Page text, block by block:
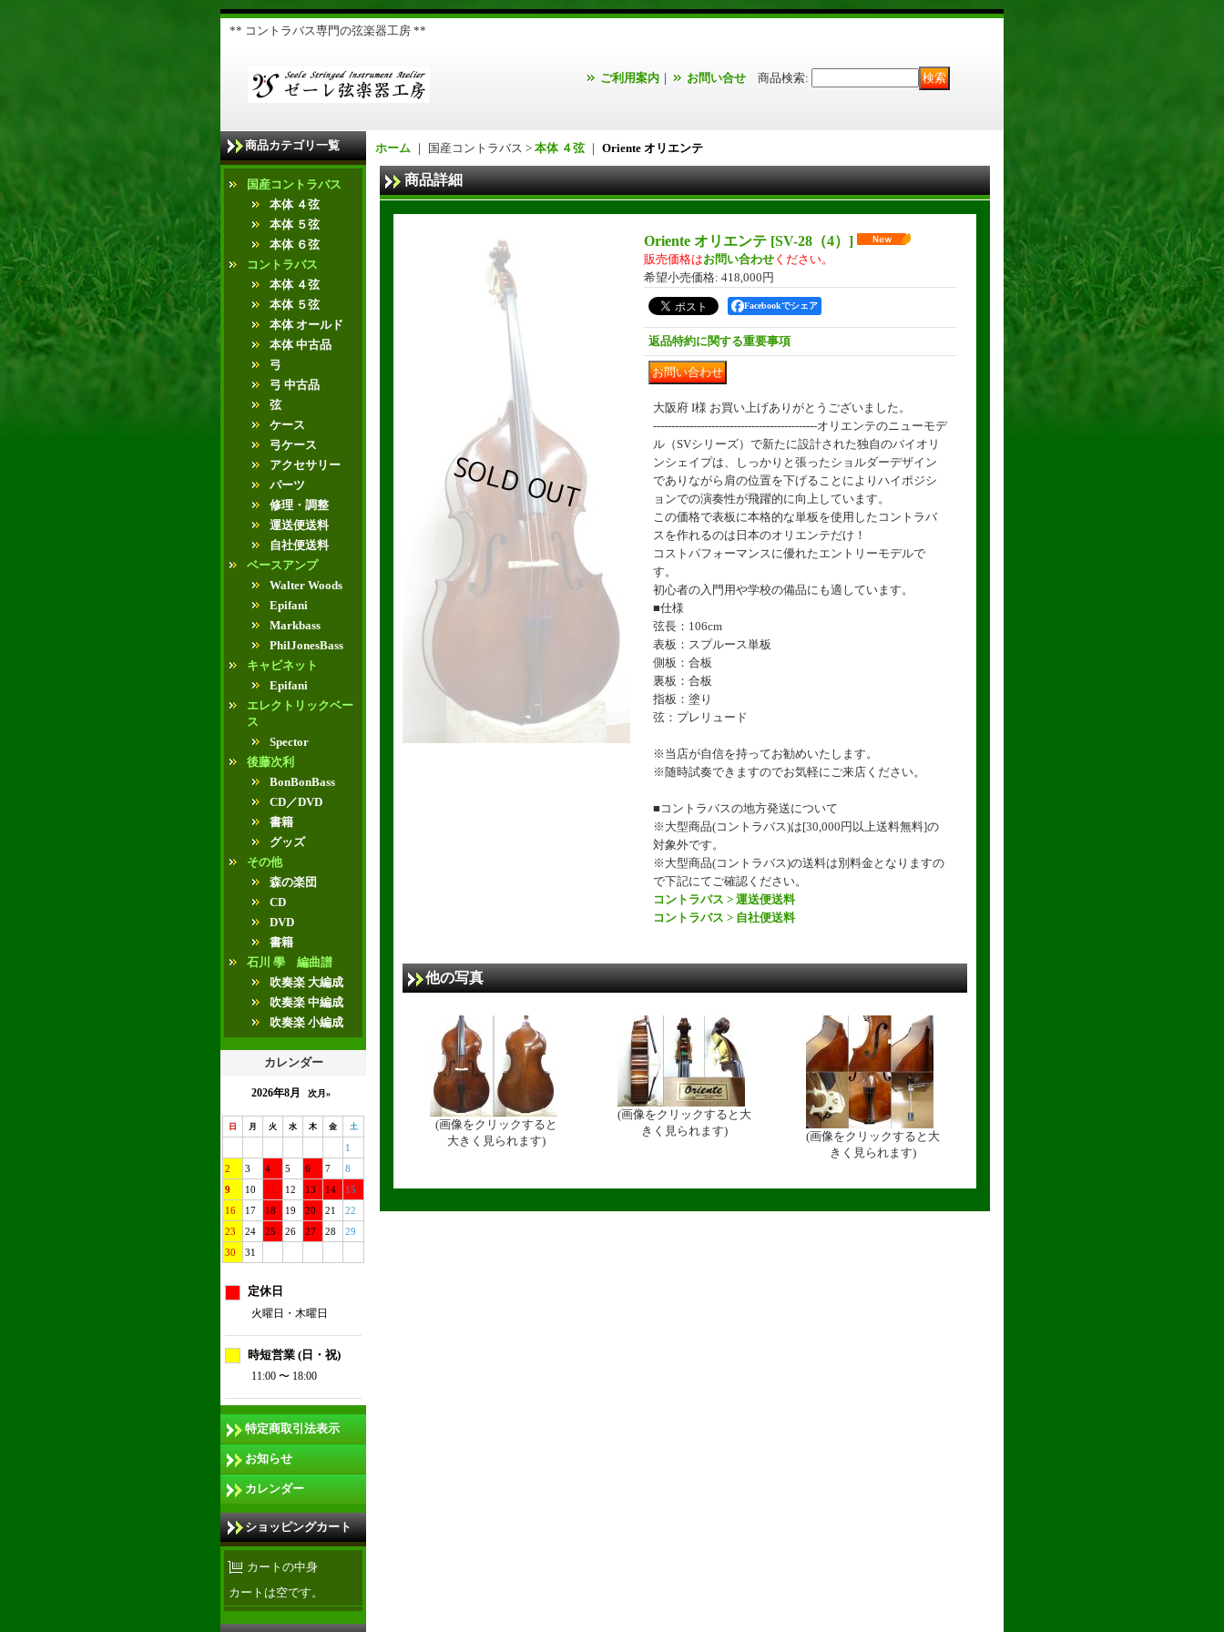
** コントラバス専門の弦楽器工房 **
ご利用案内 ｜ お問い合せ 商品検索:
商品カテゴリ一覧
国産コントラバス
本体 ４弦
本体 ５弦
本体 ６弦
コントラバス
本体 ４弦
本体 ５弦
本体 オールド
本体 中古品
弓
弓 中古品
弦
ケース
弓ケース
アクセサリー
パーツ
修理・調整
運送便送料
自社便送料
ベースアンプ
Walter Woods
Epifani
Markbass
PhilJonesBass
キャビネット
Epifani
エレクトリックベー
ス
Spector
後藤次利
BonBonBass
CD／DVD
書籍
グッズ
その他
森の楽団
CD
DVD
書籍
石川 學 編曲譜
吹奏楽 大編成
吹奏楽 中編成
吹奏楽 小編成
カレンダー
2026年8月 次月»
日 月 火 水 木 金 土
1
2
3 4 5 6 7
8
9
10 11 12 13 14
15
16
17 18 19 20 21
22
23
24 25 26 27 28
29
30
31
定休日
火曜日・木曜日
時短営業 (日・祝)
11:00 〜 18:00
特定商取引法表示
お知らせ
カレンダー
ショッピングカート
カートの中身
カートは空です。
ホーム ｜ 国産コントラバス > 本体 ４弦｜ Oriente オリエンテ
商品詳細
Oriente オリエンテ [SV-28（4） ]
販売価格はお問い合わせ ください。
希望小売価格: 418,000円
Facebookでシェア
返品特約に関する重要事項
大阪府 I様 お買い上げありがとうございました。
---------------------------------------------オリエンテのニューモデ
ル（SVシリーズ）で新たに設計された独自のバイオリ
ンシェイプは、しっかりと張ったショルダーデザイン
でありながら肩の位置を下げることによりハイポジシ
ョンでの演奏性が飛躍的に向上しています。
この価格で表板に本格的な単板を使用したコントラバ
スを作れるのは日本のオリエンテだけ！
コストパフォーマンスに優れたエントリーモデルで
す。
初心者の入門用や学校の備品にも適しています。
■仕様
弦長：106cm
表板：スプルース単板
側板：合板
裏板：合板
指板：塗り
弦：プレリュード
※当店が自信を持ってお勧めいたします。
※随時試奏できますのでお気軽にご来店ください。
■コントラバスの地方発送について
※大型商品(コントラバス)は[30,000円以上送料無料]の
対象外です。
※大型商品(コントラバス)の送料は別料金となりますの
で下記にてご確認ください。
コントラバス > 運送便送料
コントラバス > 自社便送料
他の写真
(画像をクリックすると
大きく見られます)
(画像をクリックすると大
きく見られます)
(画像をクリックすると大
きく見られます)